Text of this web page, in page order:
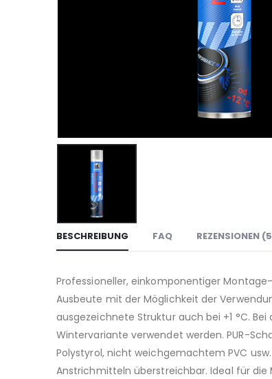
BESCHREIBUNG FAQ REZENSIONEN
Professioneller, einkomponentiger
Ausbeute mit der Möglichkeit der
ausgezeichnete Struktur auch bei +1 °C.
Wintervariante verwendet werden. PUR-
Polystyrol, nicht weichgemachtem PVC
Anstrichmitteln überstreichbar. Ideal für